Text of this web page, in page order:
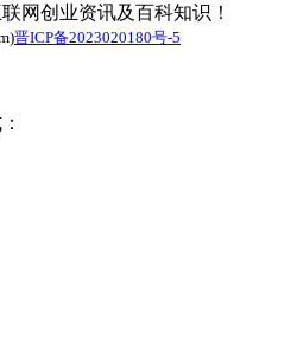
网创业资讯及百科知识！
晋ICP备2023020180号-5